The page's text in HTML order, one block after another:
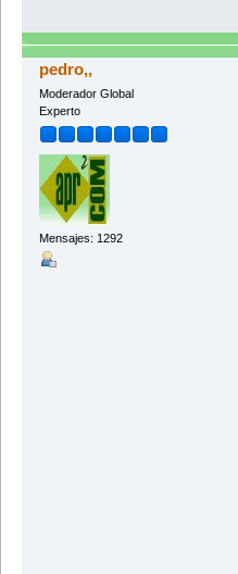
pedro,,
Moderador Global
Experto
Mensajes: 1292